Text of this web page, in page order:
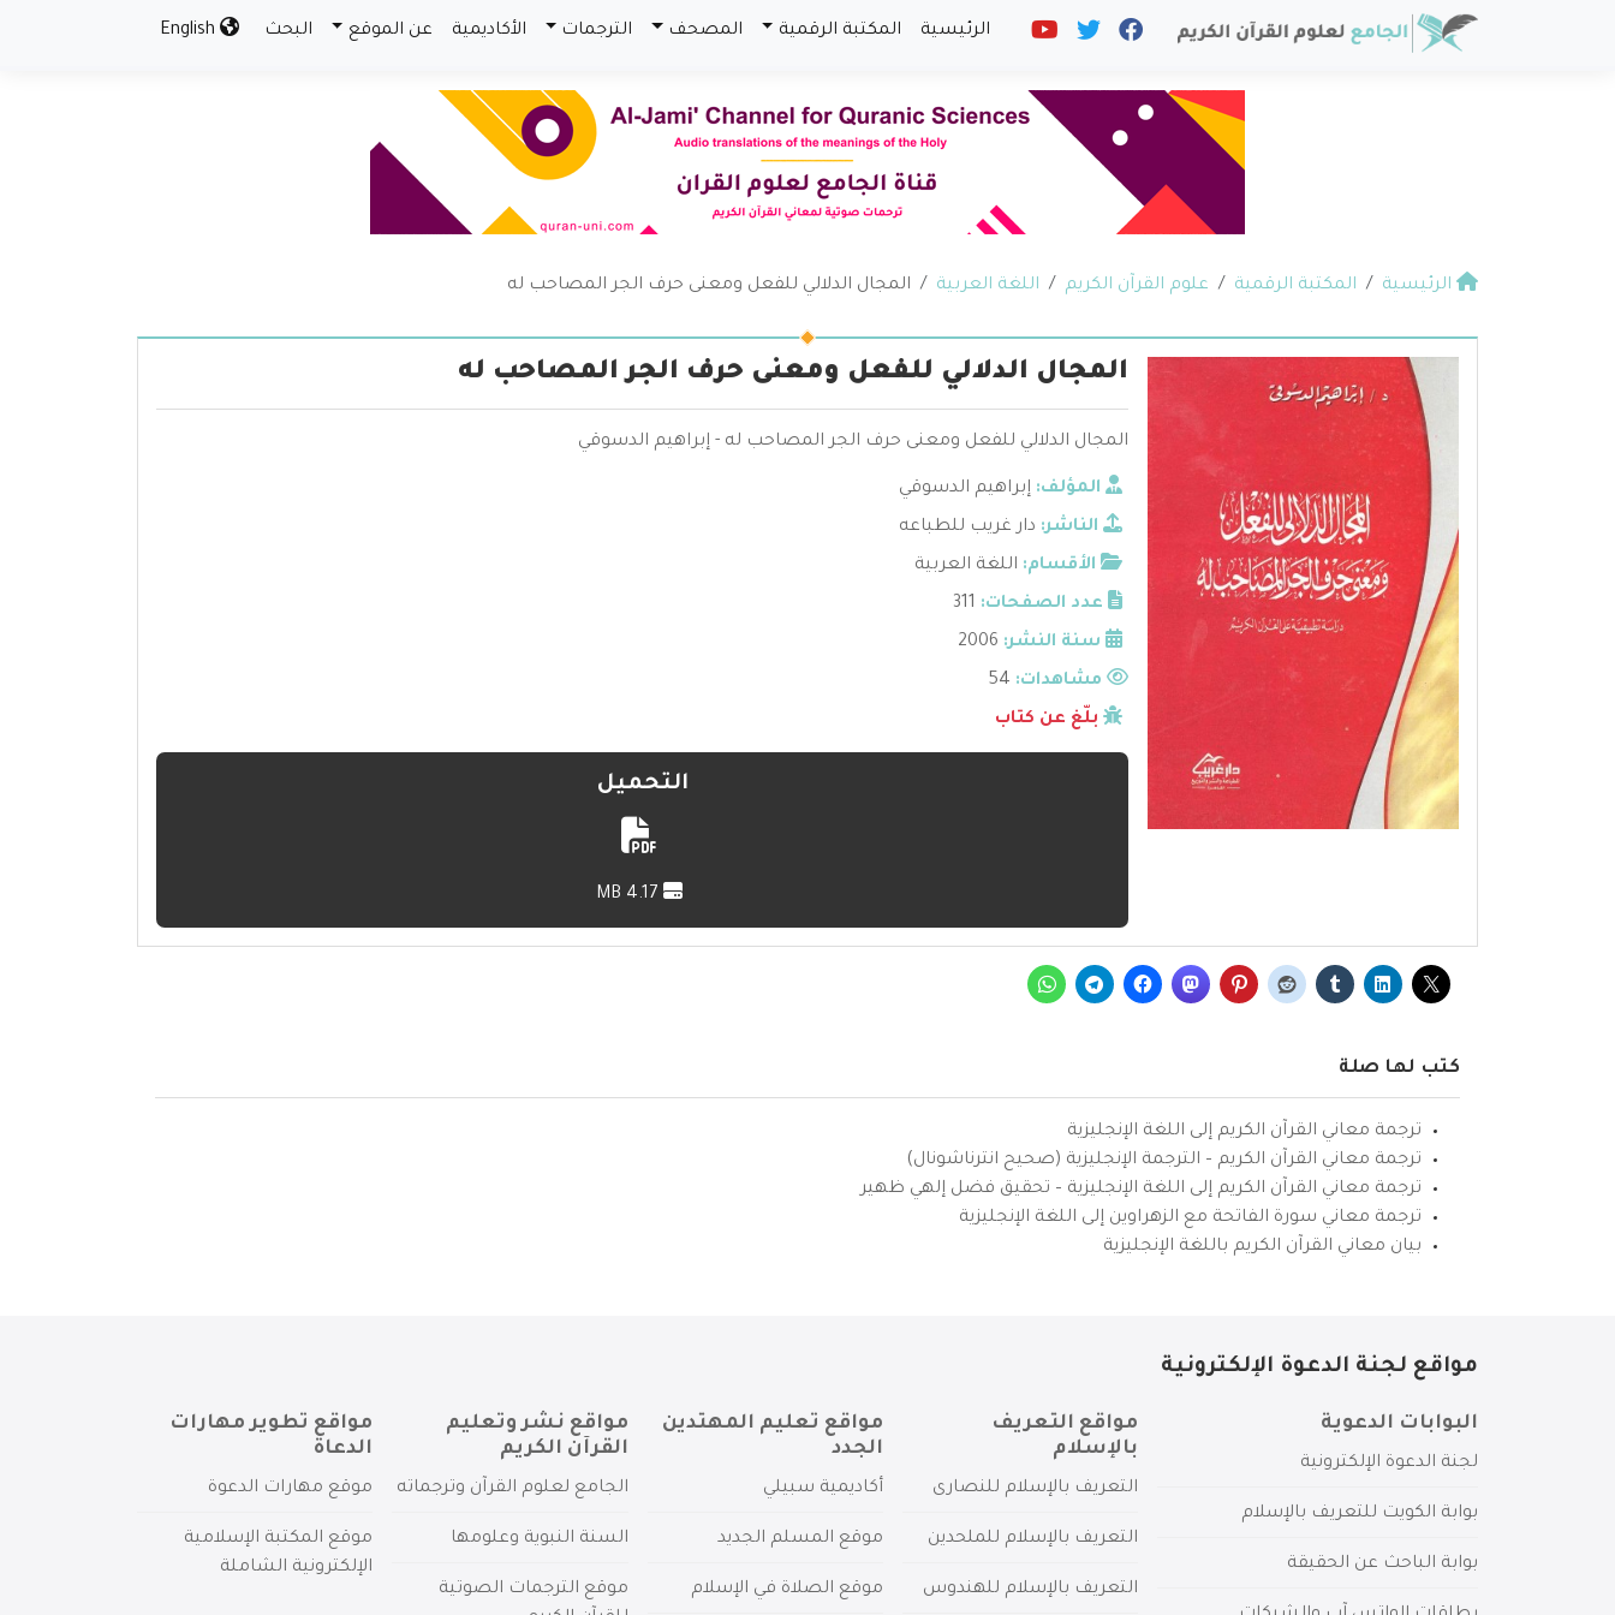
الرئيسية المكتبة الرقمية المصحف الترجمات الأكاديمية عن الموقع البحث
الرئيسية المكتبة الرقمية علوم القرآن الكريم اللغة العربية المجال الدلالي للفعل ومعنى حرف الجر المصاحب له
المجال الدلالي للفعل ومعنى حرف الجر المصاحب له
المجال الدلالي للفعل ومعنى حرف الجر المصاحب له - إبراهيم الدسوقي
المؤلف: إبراهيم الدسوقي
الناشر: دار غريب للطباعه
الأقسام: اللغة العربية
عدد الصفحات: 311
سنة النشر: 2006
مشاهدات:
بلّغ عن كتاب
التحميل
كتب لها صلة
ترجمة معاني القرآن الكريم إلى اللغة الإنجليزية
ترجمة معاني القرآن الكريم – الترجمة الإنجليزية (صحيح انترناشونال)
ترجمة معاني القرآن الكريم إلى اللغة الإنجليزية – تحقيق فضل إلهي ظهير
ترجمة معاني سورة الفاتحة مع الزهراوين إلى اللغة الإنجليزية
بيان معاني القرآن الكريم باللغة الإنجليزية
مواقع لجنة الدعوة الإلكترونية
البوابات الدعوية
لجنة الدعوة الإلكترونية
بوابة الكويت للتعريف بالإسلام
بوابة الباحث عن الحقيقة
مواقع التعريف
بالإسلام
التعريف بالإسلام للنصارى
التعريف بالإسلام للملحدين
التعريف بالإسلام للهندوس
مواقع تعليم المهتدين
الجدد
أكاديمية سبيلي
موقع المسلم الجديد
موقع الصلاة في الإسلام
مواقع نشر وتعليم
القرآن الكريم
الجامع لعلوم القرآن وترجماته
السنة النبوية وعلومها
موقع الترجمات الصوتية
مواقع تطوير مهارات
الدعاة
موقع مهارات الدعوة
موقع المكتبة الإسلامية
الإلكترونية الشاملة